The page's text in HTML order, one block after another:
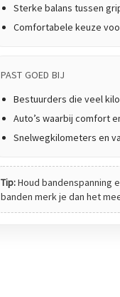
Sterke balans tussen
Comfortabele keuze
PAST GOED BIJ
Bestuurders die veel
Auto’s waarbij comfort
Snelwegkilometers en
Tip:Houd bandenspanning
banden merk je dan het